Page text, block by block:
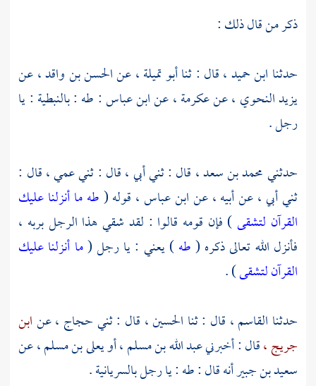
ذكر من قال ذلك :
حدثنا ابن حميد ،قال : ثناأبو تميلة ،عنالحسن بن واقد ،عن
يزيد النحوي ،عنعكرمة ،عنابن عباس: طه : بالنبطية : يا
رجل .
حدثنيمحمد بن سعد ، قال : ثني أبي ، قال : ثني عمي ، قال :
ثني أبي ، عن أبيه ، عنابن عباس ، قوله (طه ما أنزلنا عليك
القرآن لتشقى) فإن قومه قالوا : لقد شقي هذا الرجل بربه ،
فأنزل الله تعالى ذكره (طه) يعني : يا رجل (ما أنزلنا عليك
القرآن لتشقى) .
حدثنا القاسم ، قال : ثنا الحسين ، قال : ثنيحجاج ،عنابن
جريج ،قال : أخبرنيعبد الله بن مسلم ،أويعلى بن مسلم ،عن
سعيد بن جبيرأنه قال : طه : يا رجل بالسريانية .